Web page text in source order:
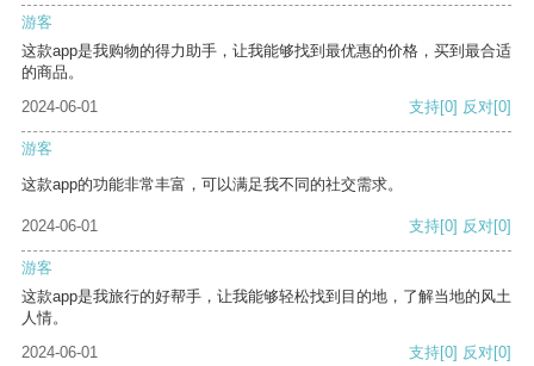
游客
这款app是我购物的得力助手，让我能够找到最优惠的价格，买到最合适
的商品。
2024-06-01
支持[0] 反对[0]
游客
这款app的功能非常丰富，可以满足我不同的社交需求。
2024-06-01 支持[0] 反对[0]
游客
这款app是我旅行的好帮手，让我能够轻松找到目的地，了解当地的风土
人情。
2024-06-01
支持[0] 反对[0]